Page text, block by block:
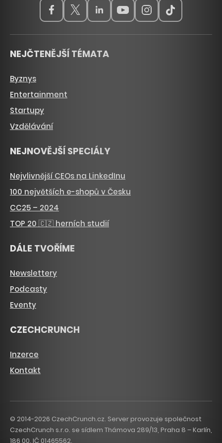
NEJČTENĚJŠÍ TÉMATA
Byznys
Entertainment
Startupy
Vzdělávání
NEJNOVĚJŠÍ SPECIÁLY
Nejvlivnější CEOs na LinkedInu
100 největších e-shopů v Česku
CC25 – 2024
TOP 20 🇨🇿 herních studií
DÁLE TVOŘÍME
Newslettery
Podcasty
Eventy
CZECHCRUNCH
Inzerce
Kontakt
© 2014-2026 CzechCrunch.cz. Server provozuje společnost
CzechCrunch s.r.o. se sídlem Thámova 289/13, Praha 8 – Karlín,
186 00. IČ 01465562.